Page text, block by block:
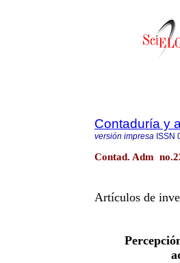
Contaduría y
versión impresa ISSN
Contad. Adm
Artículos de